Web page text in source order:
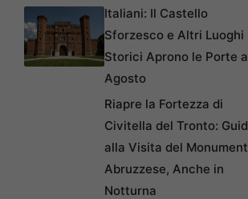
Italiani: Il Castello
Sforzesco e Altri Luoghi
Storici Aprono le Porte
Agosto
Riapre la Fortezza di
Civitella del Tronto:
alla Visita del
Abruzzese, Anche in
Notturna